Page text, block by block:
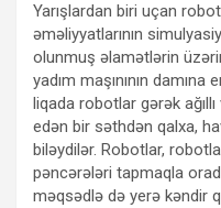
Yarışlardan biri uçan
əməliyyatlarının
olunmuş əlamətlərin
yadım maşınının
liqada robotlar gərək
edən bir səthdən qalxa,
biləydilər. Robotlar,
pəncərələri tapmaqla
məqsədlə də yerə kəndir